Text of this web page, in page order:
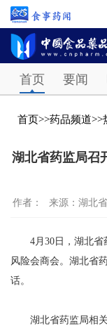
首页 要闻
首页>>药品频道>>
湖北省药监局召
作者： 来源：湖北
4月30日，湖北省
风险会商会。湖北省
话。
湖北省药监局相关